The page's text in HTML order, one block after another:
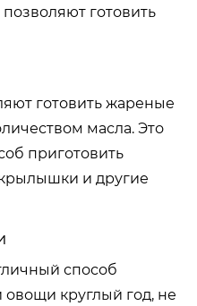
готовить
готовить жареные
масла. Это
приготовить
и другие
способ
овощи круглый год, не